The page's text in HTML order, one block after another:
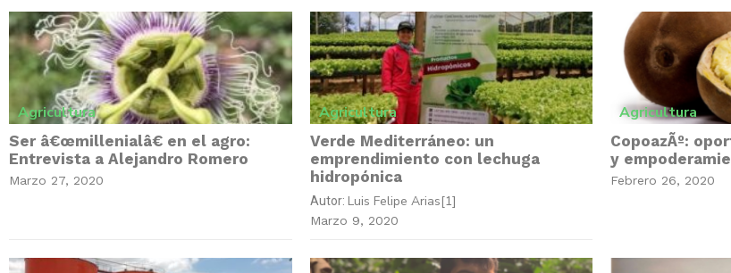
Agricultura
Ser â€œmillenialâ€ en el agro:
Entrevista a Alejandro Romero
Marzo 27, 2020
Agricultura
Verde Mediterráneo: un
emprendimiento con lechuga
hidropónica
Autor: Luis Felipe Arias[1]
Marzo 9, 2020
Agricultura
CopoazÃº:
y
Febrero 26, 2020